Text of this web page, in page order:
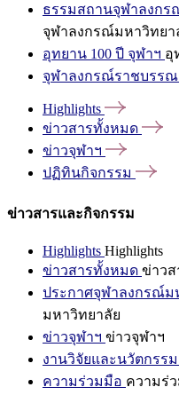
ธรรมสถานจุฬาลงกร
จุฬาลงกรณ์มหาวิทยา
อุทยาน 100 ปี จุฬาฯ อุ
จุฬาลงกรณ์ราชบรรณ
Highlights
ข่าวสารทั้งหมด
ข่าวจุฬาฯ
ปฏิทินกิจกรรม
ข่าวสารและกิจกรรม
Highlights Highlights
ข่าวสารทั้งหมด ข่าว
ประกาศจุฬาลงกรณ์ม
มหาวิทยาลัย
ข่าวจุฬาฯ ข่าวจุฬาฯ
งานวิจัยและนวัตกรรม
ความร่วมมือ ความร่